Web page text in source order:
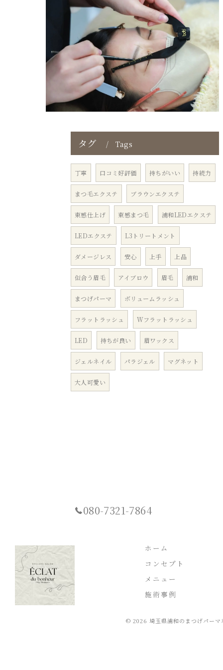
タグ Tags
丁寧 口コミ好評価 持ちがいい 持続力
まつ毛エクステ ブラウンエクステ
束感仕上げ 束感まつ毛 浦和LEDエクステ
LEDエクステ L3トリートメント
ダメージレス 安心 上手 上品
似合う眉毛 アイブロウ 眉毛 浦和
まつげパーマ ボリュームラッシュ
フラットラッシュ Wフラットラッシュ
LED 持ちが良い 眉ワックス
ジェルネイル パラジェル マグネット
大人可愛い
080-7321-7864
ホーム
コンセプト
メニュー
施術事例
© 2026 埼玉県浦和のまつげパー